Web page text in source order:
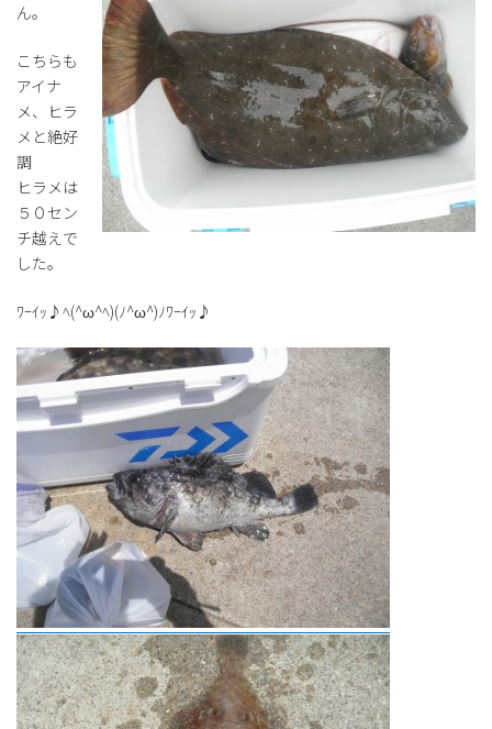
ん。
こちらも
アイナ
メ、ヒラ
メと絶好
調
ヒラメは
５０セン
チ越えで
した。
ﾜｰｲｯ♪ﾍ(^ω^ﾍ)(ﾉ^ω^)ﾉﾜｰｲｯ♪